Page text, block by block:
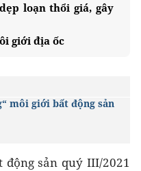
loạn thổi giá, gây
giới địa ốc
môi giới bất động sản
sản quý III/2021